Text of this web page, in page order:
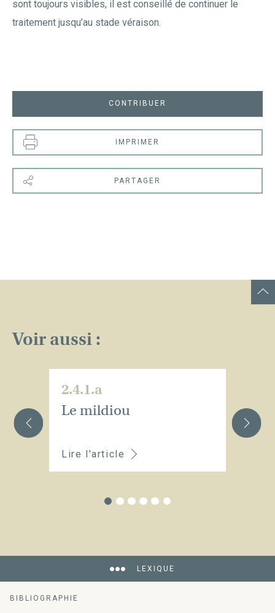
sont toujours visibles, il est conseillé de continuer le
traitement jusqu’au stade véraison.
CONTRIBUER
IMPRIMER
PARTAGER
Voir aussi :
2.4.1.a
Le mildiou
Lire l'article
LEXIQUE
BIBLIOGRAPHIE